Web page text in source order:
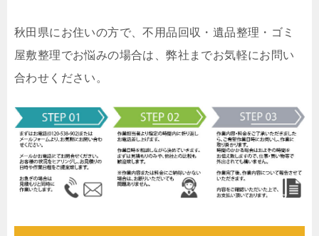
秋田県にお住いの方で、不用品回収・遺品整理・ゴミ
屋敷整理でお悩みの場合は、弊社までお気軽にお問い
合わせください。